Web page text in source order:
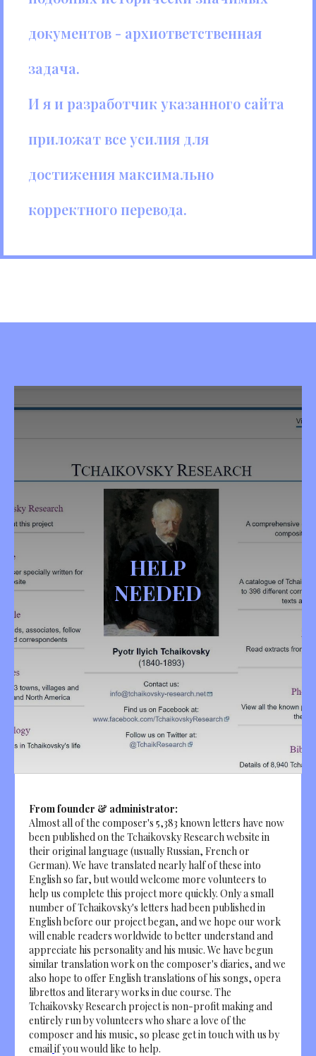
документов - архиответственная
задача.
И я и разработчик указанного сайта
приложат все усилия для
достижения максимально
корректного перевода.
HELP
NEEDED
From founder & administrator:
Almost all of the composer's 5,383 known letters have now
been published on the Tchaikovsky Research website in
their original language (usually Russian, French or
German). We have translated nearly half of these into
English so far, but would welcome more volunteers to
help us complete this project more quickly. Only a small
number of Tchaikovsky's letters had been published in
English before our project began, and we hope our work
will enable readers worldwide to better understand and
appreciate his personality and his music. We have begun
similar translation work on the composer's diaries, and we
also hope to offer English translations of his songs, opera
librettos and literary works in due course. The
Tchaikovsky Research project is non-profit making and
entirely run by volunteers who share a love of the
composer and his music, so please get in touch with us by
email if you would like to help.